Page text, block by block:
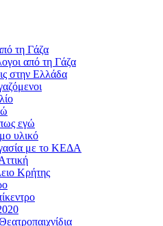
τη Γάζα
από τη Γάζα
στην Ελλάδα
εγώ
υλικό
με το ΚΕΔΑ
Κρήτης